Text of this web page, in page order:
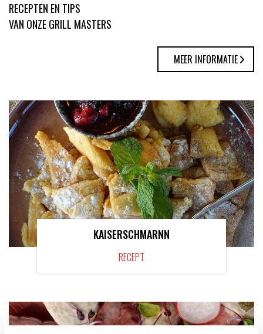
RECEPTEN EN TIPS
VAN ONZE GRILL MASTERS
MEER INFORMATIE
KAISERSCHMARNN
RECEPT